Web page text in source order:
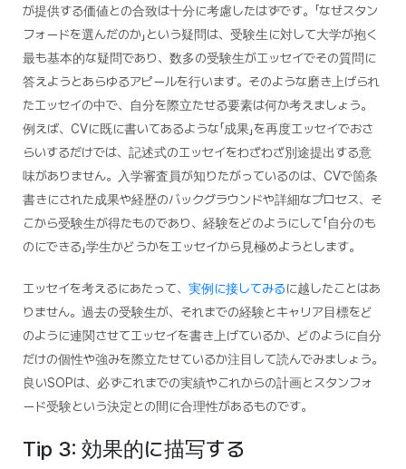
が提供する価値との合致は十分に考慮したはずです。「なぜスタン
フォードを選んだのか」という疑問は、受験生に対して大学が抱く
最も基本的な疑問であり、数多の受験生がエッセイでその質問に
答えようとあらゆるアピールを行います。そのような磨き上げられ
たエッセイの中で、自分を際立たせる要素は何か考えましょう。
例えば、CVに既に書いてあるような「成果」を再度エッセイでおさ
らいするだけでは、記述式のエッセイをわざわざ別途提出する意
味がありません。入学審査員が知りたがっているのは、CVで箇条
書きにされた成果や経歴のバックグラウンドや詳細なプロセス、そ
こから受験生が得たものであり、経験をどのようにして「自分のも
のにできる」学生かどうかをエッセイから見極めようとします。
エッセイを考えるにあたって、 実例に接してみるに越したことはあ
りません。過去の受験生が、それまでの経験とキャリア目標をど
のように連関させてエッセイを書き上げているか、どのように自分
だけの個性や強みを際立たせているか注目して読んでみましょう。
良いSOPは、必ずこれまでの実績やこれからの計画とスタンフォ
ード受験という決定との間に合理性があるものです。
Tip 3: 効果的に描写する